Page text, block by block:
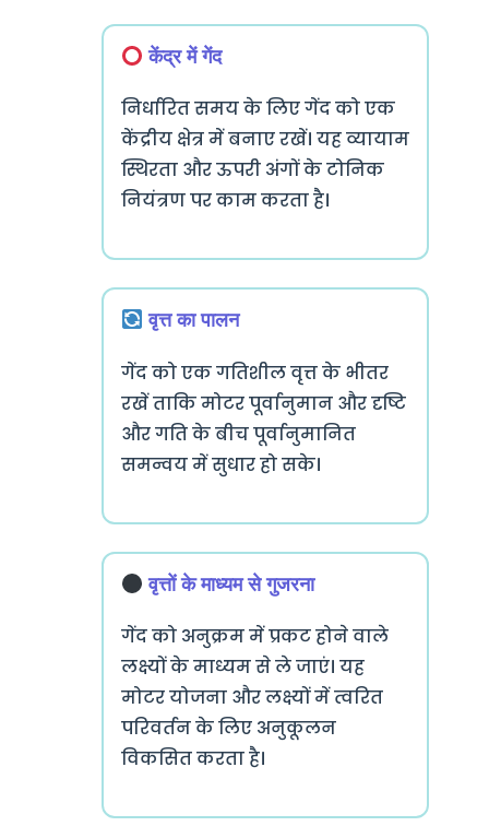
केंद्र में गेंद
निर्धारित समय के लिए गेंद को एक
केंद्रीय क्षेत्र में बनाए रखें। यह व्यायाम
स्थिरता और ऊपरी अंगों के टोनिक
नियंत्रण पर काम करता है।
वृत्त का पालन
गेंद को एक गतिशील वृत्त के भीतर
रखें ताकि मोटर पूर्वानुमान और दृष्टि
और गति के बीच पूर्वानुमानित
समन्वय में सुधार हो सके।
वृत्तों के माध्यम से गुजरना
गेंद को अनुक्रम में प्रकट होने वाले
लक्ष्यों के माध्यम से ले जाएं। यह
मोटर योजना और लक्ष्यों में त्वरित
परिवर्तन के लिए अनुकूलन
विकसित करता है।